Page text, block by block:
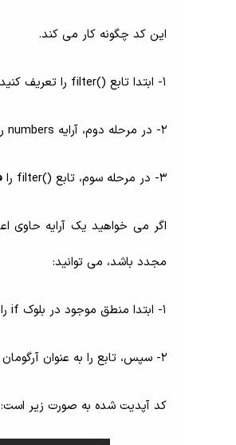
این کد چگونه کار می کند.
1- ابتدا تابع ()filter را تعریف کنید که آرایه ای از اعداد را می پذیرد و آرایه جدیدی از اعداد فرد را برمی گرداند.
2- در مرحله دوم، آرایه numbers را تعریف کنید که دارای اعداد فرد و زوج باشد.
3- در مرحله سوم، تابع ()filter را فراخوانی کنید تا اعداد فرد را از آرایه اعداد خارج کنید و نتیجه را به دست آورید.
مجدد باشد، می توانید:
1- ابتدا منطق موجود در بلوک if را استخراج کرده و آن را در یک تابع جداگانه قرار دهید.
2- سپس، تابع را به عنوان آرگومان به تابع ()filter منتقل کنید.
کد آپدیت شده به صورت زیر است: